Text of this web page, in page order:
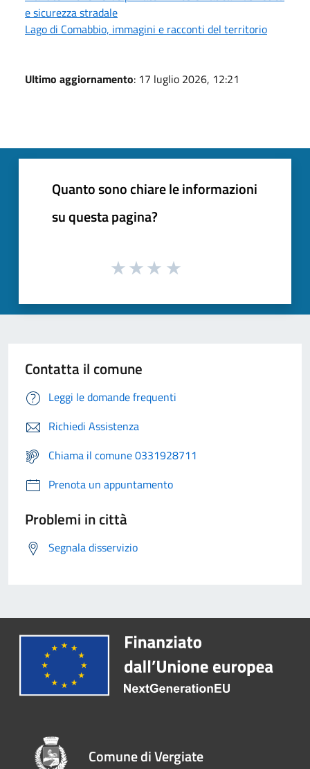
e sicurezza stradale
Lago di Comabbio, immagini e racconti del territorio
Ultimo aggiornamento: 17 luglio 2026, 12:21
Quanto sono chiare le informazioni
su questa pagina?
Contatta il comune
Leggi le domande frequenti
Richiedi Assistenza
Chiama il comune 0331928711
Prenota un appuntamento
Problemi in città
Segnala disservizio
Comune di Vergiate